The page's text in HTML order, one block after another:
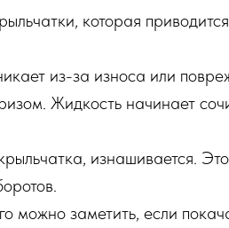
которая
из-за износа или
Жидкость начинает
изнашивается. Это
можно заметить, если